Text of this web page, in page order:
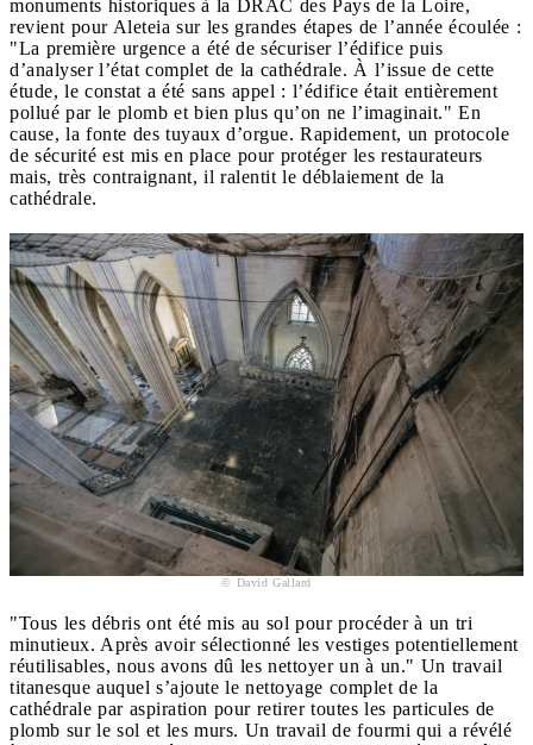
monuments historiques à la DRAC des Pays de la Loire,
revient pour Aleteia sur les grandes étapes de l’année écoulée :
"La première urgence a été de sécuriser l’édifice puis
d’analyser l’état complet de la cathédrale. À l’issue de cette
étude, le constat a été sans appel : l’édifice était entièrement
pollué par le plomb et bien plus qu’on ne l’imaginait." En
cause, la fonte des tuyaux d’orgue. Rapidement, un protocole
de sécurité est mis en place pour protéger les restaurateurs
mais, très contraignant, il ralentit le déblaiement de la
cathédrale.
© David Gallard
"Tous les débris ont été mis au sol pour procéder à un tri
minutieux. Après avoir sélectionné les vestiges potentiellement
réutilisables, nous avons dû les nettoyer un à un." Un travail
titanesque auquel s’ajoute le nettoyage complet de la
cathédrale par aspiration pour retirer toutes les particules de
plomb sur le sol et les murs. Un travail de fourmi qui a révélé